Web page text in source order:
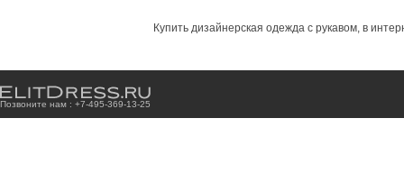
Купить дизайнерская одежда с рукавом, в
Позвоните нам : +7-495-369-13-25